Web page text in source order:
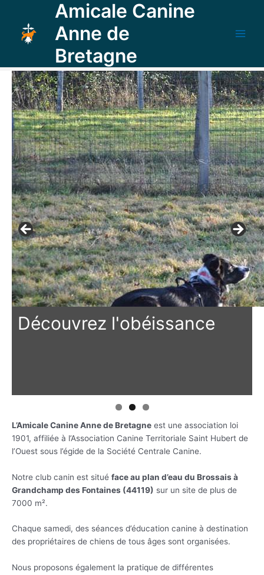
contenu
Amicale Canine
Anne de
Bretagne
Découvrez l'obéissance
L’Amicale Canine Anne de Bretagne est une association loi
1901, affiliée à l’Association Canine Territoriale Saint Hubert de
l’Ouest sous l’égide de la Société Centrale Canine.
Notre club canin est situé face au plan d’eau du Brossais à
Grandchamp des Fontaines (44119) sur un site de plus de
7000 m².
Chaque samedi, des séances d’éducation canine à destination
des propriétaires de chiens de tous âges sont organisées.
Nous proposons également la pratique de différentes